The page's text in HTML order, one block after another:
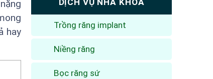
hay
DỊCH VỤ NHA KHOA
Trồng răng implant
Niềng răng
Bọc răng sứ